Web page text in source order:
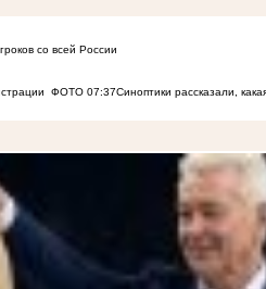
со всей России
ФОТО 07:37Синоптики рассказали,